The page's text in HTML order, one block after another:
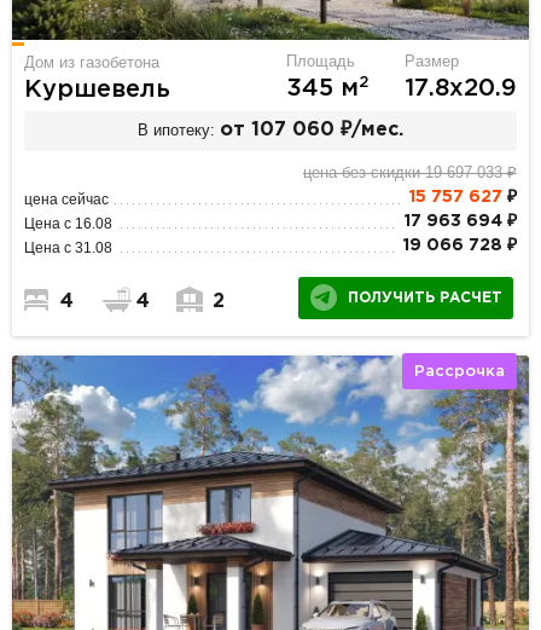
Дом из газобетона
Куршевель
Площадь
345 м2
Размер
17.8х20.9
В ипотеку: от 107 060 ₽/мес.
цена без скидки 19 697 033 ₽
цена сейчас 15 757 627 ₽
Цена с 16.08 17 963 694 ₽
Цена с 31.08 19 066 728 ₽
4 4 2 ПОЛУЧИТЬ РАСЧЕТ
Рассрочка